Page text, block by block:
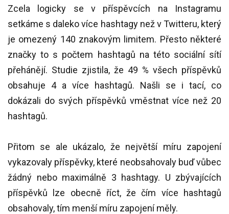
Zcela logicky se v příspěvcích na Instagramu
setkáme s daleko více hashtagy než v Twitteru, který
je omezený 140 znakovým limitem. Přesto některé
značky to s počtem hashtagů na této sociální sítí
přehánějí. Studie zjistila, že 49 % všech příspěvků
obsahuje 4 a více hashtagů. Našli se i tací, co
dokázali do svých příspěvků vměstnat více než 20
hashtagů.
Přitom se ale ukázalo, že největší míru zapojení
vykazovaly příspěvky, které neobsahovaly buď vůbec
žádný nebo maximálně 3 hashtagy. U zbývajících
příspěvků lze obecně říct, že čím více hashtagů
obsahovaly, tím menší míru zapojení měly.